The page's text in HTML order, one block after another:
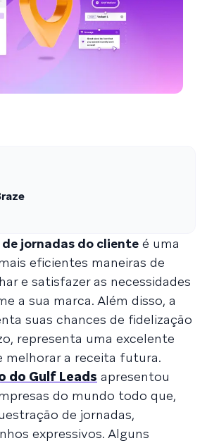
jornadas do cliente é uma
eficientes maneiras de
e satisfazer as necessidades
a sua marca. Além disso, a
suas chances de fidelização
representa uma excelente
melhorar a receita futura.
do Gulf Leads apresentou
do mundo todo que,
de jornadas,
expressivos. Alguns